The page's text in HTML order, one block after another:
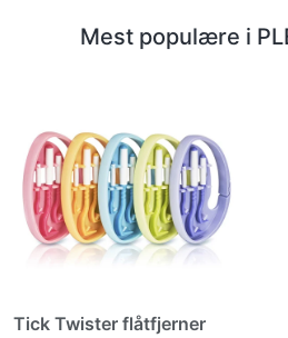
Mest populære i
Tick Twister flåtfjerner